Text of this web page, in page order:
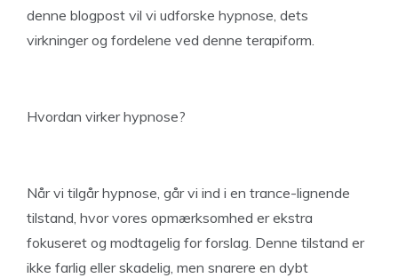
denne blogpost vil vi udforske hypnose, dets
virkninger og fordelene ved denne terapiform.
Hvordan virker hypnose?
Når vi tilgår hypnose, går vi ind i en trance-lignende
tilstand, hvor vores opmærksomhed er ekstra
fokuseret og modtagelig for forslag. Denne tilstand er
ikke farlig eller skadelig, men snarere en dybt